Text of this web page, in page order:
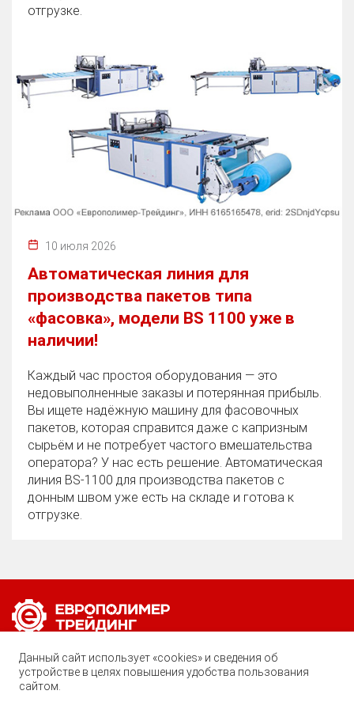
отгрузке.
10 июля 2026
Автоматическая линия для
производства пакетов типа
«фасовка», модели BS 1100 уже в
наличии!
Каждый час простоя оборудования — это
недовыполненные заказы и потерянная прибыль.
Вы ищете надёжную машину для фасовочных
пакетов, которая справится даже с капризным
сырьём и не потребует частого вмешательства
оператора? У нас есть решение. Автоматическая
линия BS‑1100 для производства пакетов с
донным швом уже есть на складе и готова к
отгрузке.
Позвоните нам по любому вопросу:
8 (800) 222-40-61
Данный сайт использует «cookies» и сведения об
устройстве в целях повышения удобства пользования
сайтом.